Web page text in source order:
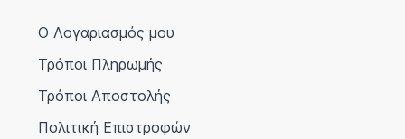
Ο Λογαριασμός μου
Τρόποι Πληρωμής
Τρόποι Αποστολής
Πολιτική Επιστροφών